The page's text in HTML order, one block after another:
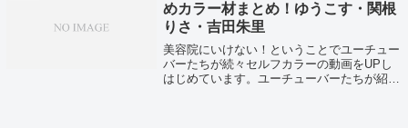
めカラー材まとめ！ゆうこす・関根
りさ・吉田朱里
美容院にいけない！ということでユーチュー
バーたちが続々セルフカラーの動画をUPし
はじめています。ユーチューバーたちが紹介